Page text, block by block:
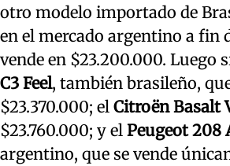
otro modelo importado de
en el mercado argentino a fin
vende en $23.200.000. Luego
C3 Feel, también brasileño,
$23.370.000; el Citroën Basalt
$23.760.000; y el Peugeot 208
argentino, que se vende